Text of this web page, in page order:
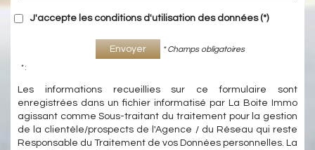
J'accepte les conditions d'utilisation des données (*)
Envoyer * Champs obligatoires
* :
Les informations recueillies sur ce formulaire sont
enregistrées dans un fichier informatisé par La Boite Immo
agissant comme Sous-traitant du traitement pour la gestion
de la clientèle/prospects de l'Agence / du Réseau qui reste
Responsable du Traitement de vos Données personnelles. La